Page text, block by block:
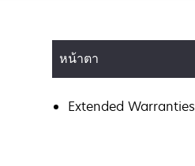
หน้าตา
Extended Warranties